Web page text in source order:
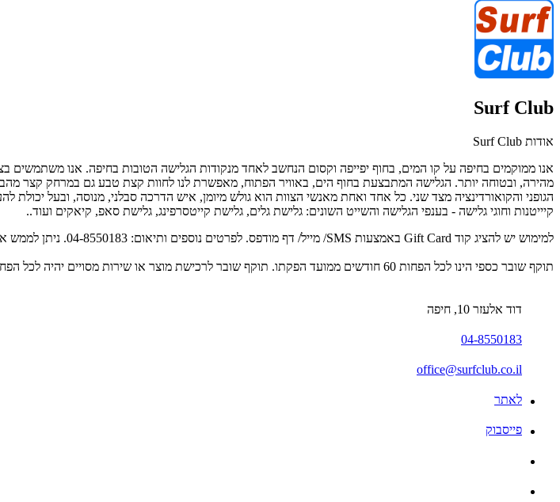
Surf Club
אודות Surf Club
אנו ממוקמים בחיפה על קו המים, בחוף יפייפה וקסום הנחשב לאחד מנקודות הגלישה הטובות בחיפה. אנו משתמשים
מהירה, ובטוחה יותר. הגלישה המתבצעת בחוף הים, באוויר הפתוח, מאפשרת לנו לחוות קצת טבע גם במרחק קצר
הגופני והקואורדינציה מצד שני. כל אחד ואחת מאנשי הצוות הוא גולש מיומן, איש הדרכה סבלני, מנוסה, ובעל
קיייטנות וחוגי גלישה - בענפי הגלישה והשייט השונים: גלישת גלים, גלישת קייטסרפינג, גלישת סאפ, קיאקים ועוד..
למימוש יש להציג קוד Gift Card באמצעות SMS/ מייל/ דף מודפס. לפרטים נוספים ותיאום: 04-8550183. ניתן לממש את ה- Gift Card הכספי בחנות/מועדון בית העסק.
תוקף שובר כספי הינו לכל הפחות 60 חודשים ממועד הפקתו. תוקף שובר לרכישת מוצר או שירות מסויים יהיה לכל הפחות 24 חודשים ממועד הפקתו
דוד אלעזר 10, חיפה
04-8550183
office@surfclub.co.il
לאתר
פייסבוק